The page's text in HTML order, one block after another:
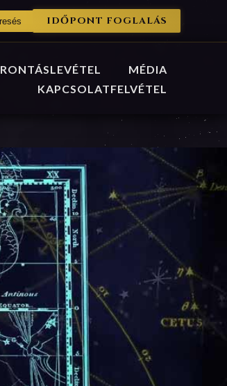
IDŐPONT FOGLALÁS
RONTÁSLEVÉTEL
MÉDIA
KAPCSOLATFELVÉTEL